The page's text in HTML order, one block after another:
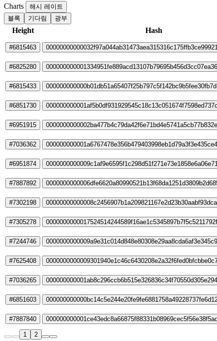
Charts
해시 레이트
블록
기다림 광부
Height Hash
#6815463
#6825280
#6815433
#6851730
#6951915
#7036362
#6951874
#7887892
#7302198
#7305278
#7244746
#7625408
#7036265
#6851603
#7887840
1 2